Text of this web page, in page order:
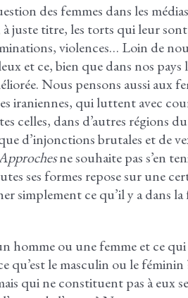
des femmes dans les
juste titre, les torts qui leur
violences… Loin de
et ce, bien que dans nos
Nous pensons aussi aux
iraniennes, qui luttent avec
celles, dans d’autres régions
d’injonctions brutales et de
ne souhaite pas s’en
ses formes repose sur une
simplement ce qu’il y a dans la
homme ou une femme et ce
qu’est le masculin ou le
qui ne constituent pas à eux